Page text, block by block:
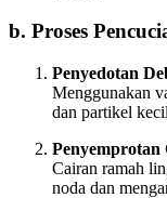
b. Proses
Penyedotan
Menggunakan
dan partikel
Penyemprotan
Cairan ramah
noda dan